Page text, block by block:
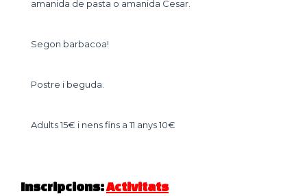
amanida de pasta o amanida Cesar.
Segon barbacoa!
Postre i beguda.
Adults 15€ i nens fins a 11 anys 10€
Inscripcions:Activitats